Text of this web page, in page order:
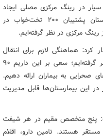
تخصصی سیار در رینگ مرکزی مصلی ایجاد
شده، اظهار کرد: همچنین یک بیمارستان پشتیبان ۲۰۰ تخت‌خواب در
مرکزی در نظر گرفته‌ایم.
کرد: هماهنگی لازم برای انتقال
مصدوم یا بیمار در رینگ مرکزی در نظر گرفته‌ایم؛ سعی بر این داریم ۹۰
صحرایی به بیماران ارائه دهیم.
این بیمارستان‌ها قابل مدیریت
پنج متخصص مقیم در هر شیفت
همچنین ۵ تا ۱۰ پزشک مستقر هستند. تامین دارو، اقلام